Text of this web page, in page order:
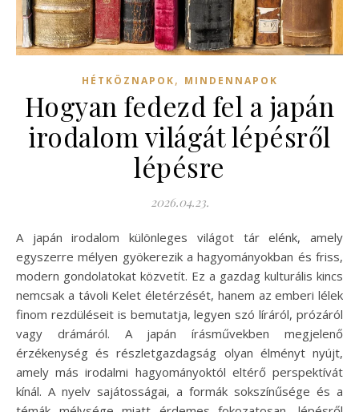
HÉTKÖZNAPOK, MINDENNAPOK
Hogyan fedezd fel a japán
irodalom világát lépésről
lépésre
2026.04.23.
A japán irodalom különleges világot tár elénk, amely
egyszerre mélyen gyökerezik a hagyományokban és friss,
modern gondolatokat közvetít. Ez a gazdag kulturális kincs
nemcsak a távoli Kelet életérzését, hanem az emberi lélek
finom rezdüléseit is bemutatja, legyen szó líráról, prózáról
vagy drámáról. A japán írásművekben megjelenő
érzékenység és részletgazdagság olyan élményt nyújt,
amely más irodalmi hagyományoktól eltérő perspektívát
kínál. A nyelv sajátosságai, a formák sokszínűsége és a